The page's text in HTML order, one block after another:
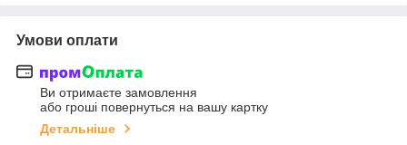
Умови оплати
Ви отримаєте замовлення
або гроші повернуться на вашу картку
Детальніше